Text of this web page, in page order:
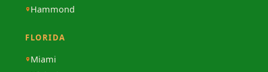
Hammond
FLORIDA
Miami